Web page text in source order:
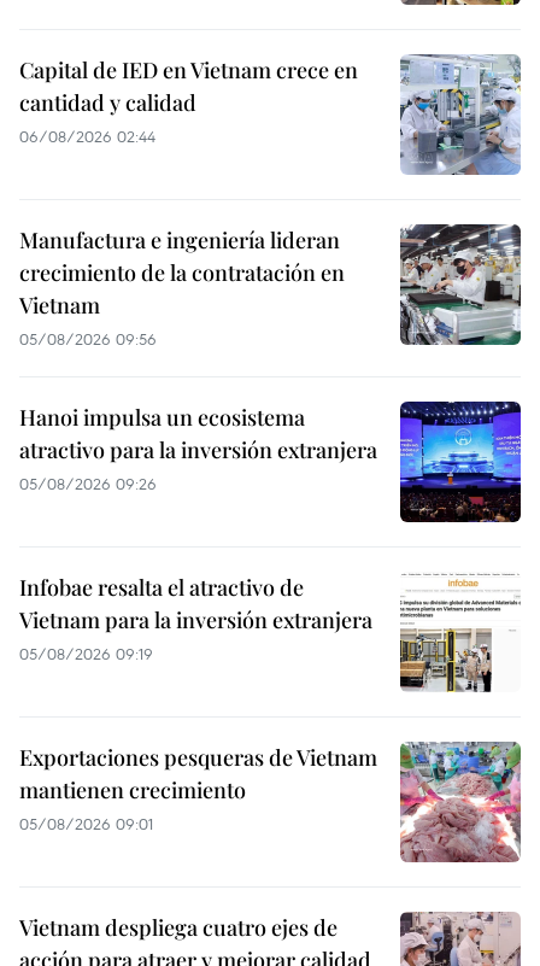
Capital de IED en Vietnam crece en
cantidad y calidad
06/08/2026 02:44
Manufactura e ingeniería lideran
crecimiento de la contratación en
Vietnam
05/08/2026 09:56
Hanoi impulsa un ecosistema
atractivo para la inversión extranjera
05/08/2026 09:26
Infobae resalta el atractivo de
Vietnam para la inversión extranjera
05/08/2026 09:19
Exportaciones pesqueras de Vietnam
mantienen crecimiento
05/08/2026 09:01
Vietnam despliega cuatro ejes de
acción para atraer y mejorar calidad